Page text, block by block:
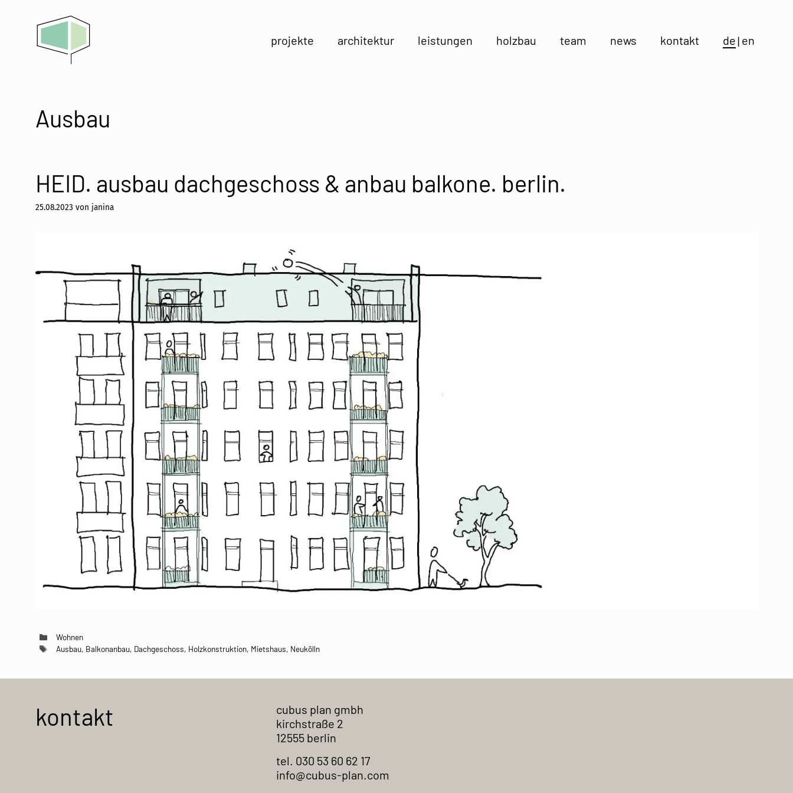
projekte architektur leistungen holzbau team news kontakt de en
Ausbau
HEID. ausbau dachgeschoss & anbau balkone. berlin.
25.08.2023 von janina
Kategorien
Wohnen
Schlagwörter
Ausbau, Balkonanbau, Dachgeschoss, Holzkonstruktion, Mietshaus, Neukölln
kontakt
cubus plan gmbh
kirchstraße 2
12555 berlin
tel. 030 53 60 62 17
info@cubus-plan.com